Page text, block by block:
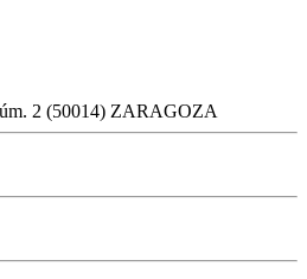
2 (50014) ZARAGOZA